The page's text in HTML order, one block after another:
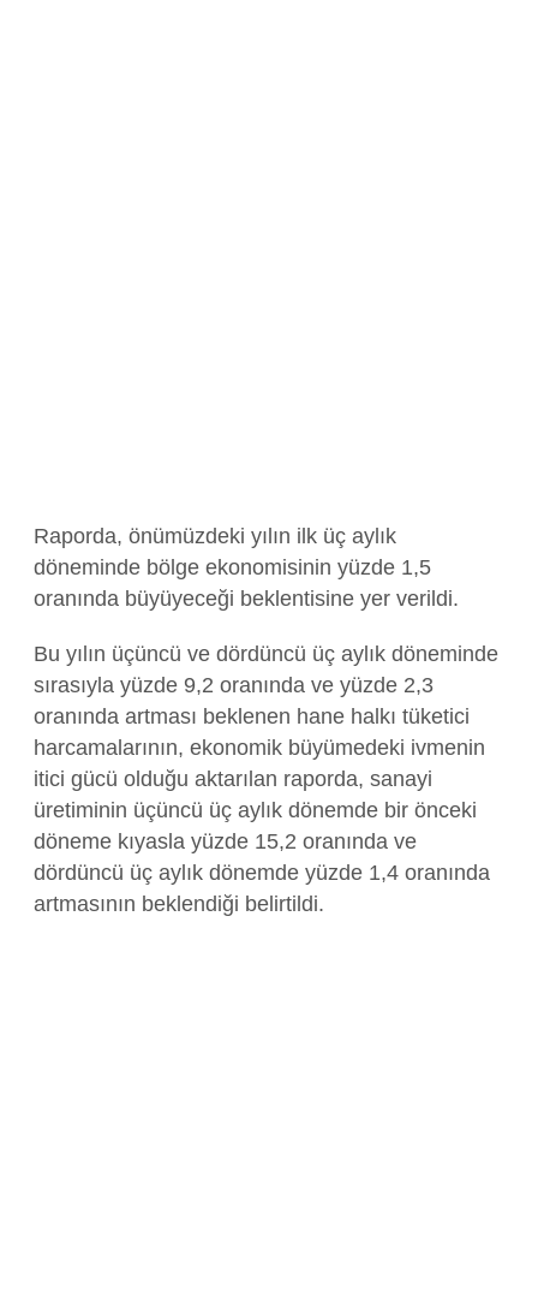
Raporda, önümüzdeki yılın ilk üç aylık
döneminde bölge ekonomisinin yüzde 1,5
oranında büyüyeceği beklentisine yer verildi.
Bu yılın üçüncü ve dördüncü üç aylık döneminde
sırasıyla yüzde 9,2 oranında ve yüzde 2,3
oranında artması beklenen hane halkı tüketici
harcamalarının, ekonomik büyümedeki ivmenin
itici gücü olduğu aktarılan raporda, sanayi
üretiminin üçüncü üç aylık dönemde bir önceki
döneme kıyasla yüzde 15,2 oranında ve
dördüncü üç aylık dönemde yüzde 1,4 oranında
artmasının beklendiği belirtildi.